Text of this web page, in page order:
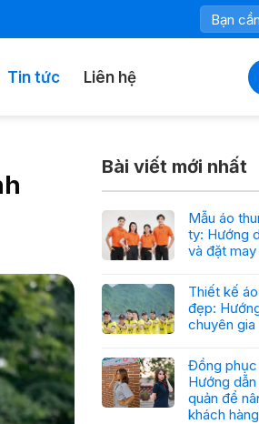
Tìm
kiếm:
Tin tức Liên hệ
Bài viết mới nhất
Mẫu áo
ty: Hướng
và đặt
Thiết kế
đẹp:
chuyên gia
Đồng phục
Hướng
quản để
khách hàng